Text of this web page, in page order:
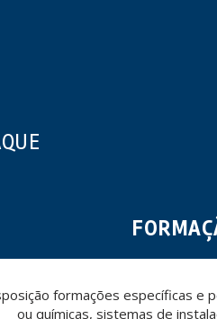
formações específicas
ou químicas, sistemas de